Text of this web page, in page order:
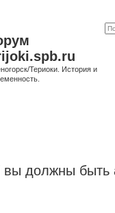
Териоки. История и
должны быть